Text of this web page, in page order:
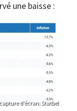
une baisse :
capture d’écran: Statbel